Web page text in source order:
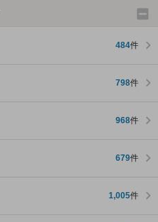
484件
798件
968件
679件
1,005件